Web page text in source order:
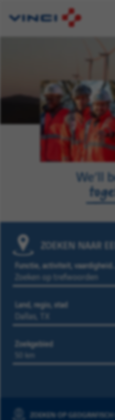
ZOEKEN NAAR
Functie, activiteit, vaardigheid…
Land, regio, stad
Zoekgebied
ZOEKEN OP